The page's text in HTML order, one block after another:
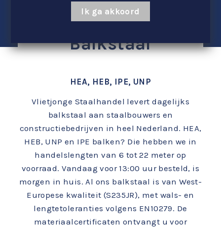
Balkstaal
HEA, HEB, IPE, UNP
Vlietjonge Staalhandel levert dagelijks
balkstaal aan staalbouwers en
constructiebedrijven in heel Nederland. HEA,
HEB, UNP en IPE balken? Die hebben we in
handelslengten van 6 tot 22 meter op
voorraad. Vandaag voor 13:00 uur besteld, is
morgen in huis. Al ons balkstaal is van West-
Europese kwaliteit (S235JR), met wals- en
lengtetoleranties volgens EN10279. De
materiaalcertificaten ontvangt u voor
Ik ga akkoord